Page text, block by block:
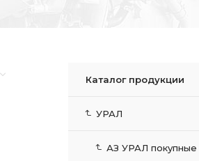
Каталог продукции
УРАЛ
АЗ УРАЛ покупные